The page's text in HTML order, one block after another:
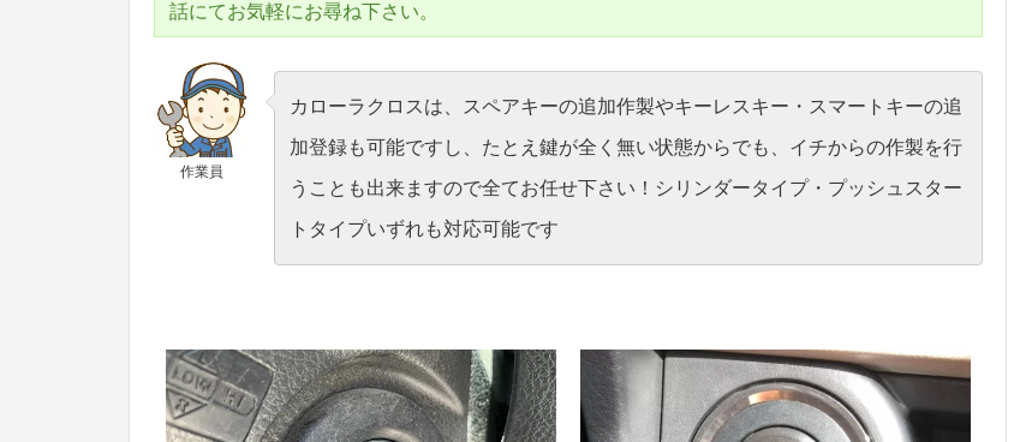
話にてお気軽にお尋ね下さい。
作業員
カローラクロスは、スペアキーの追加作製やキーレスキー・スマートキーの追
加登録も可能ですし、たとえ鍵が全く無い状態からでも、イチからの作製を行
うことも出来ますので全てお任せ下さい！シリンダータイプ・プッシュスター
トタイプいずれも対応可能です